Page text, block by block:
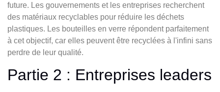
future. Les gouvernements et les entreprises recherchent
des matériaux recyclables pour réduire les déchets
plastiques. Les bouteilles en verre répondent parfaitement
à cet objectif, car elles peuvent être recyclées à l'infini sans
perdre de leur qualité.
Partie 2 : Entreprises leaders